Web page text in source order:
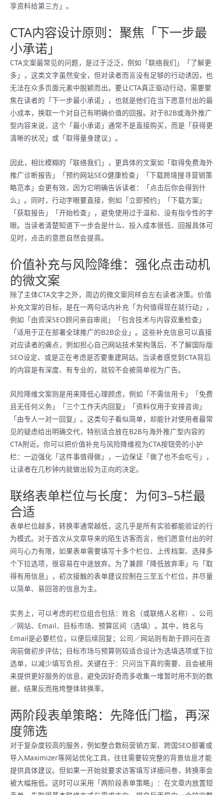
享资料给第三方」。
CTA内容设计原则：聚焦「下一步最
小承诺」
CTA文案最常见的问题，是过于泛泛，例如「联络我们」「了解更
多」，这类文字虽然安全，但对读者而言没有足够的行动诱因，也
无法在众多页面元素中脱颖而出。要让CTA真正驱动行动，需要聚
焦在读者的「下一步最小承诺」，也就是他们在当下愿意付出的最
小成本，换取一个对自己有明确价值的回报。对于B2B或海外推广
型内容来说，这个「最小承诺」通常不是直接购买，而是「获得更
清晰的状况」或「取得量身建议」。
因此，相比模糊的「联络我们」，更具体的文案如「取得免费海外
推广诊断报告」「预约网站SEO健康检查」「下载跨境搜寻营销策
略范本」会更有效，因为它明确告诉读者：「点击后你会得到什
么」。同时，行动字眼要直接，例如「立即预约」「下载方案」
「获取报告」「开始检查」，避免使用过于温和、没有指令性的字
眼。当读者清楚知道下一步会是什么、投入成本很低、回报具体可
见时，点击的意愿自然会提高。
价值补充与风险降维：强化点击动机
的微文案
除了主体CTA文字之外，周边的微文案同样会左右读者决策。价值
补充文案的目标，是在一两句话内补充「为何值得现在就行动」，
例如「由资深SEO顾问亲自审阅」「包含技术与内容双重检查」
「适用于正在部署全球推广的B2B企业」。这些补充信息可以直接
对应读者的痛点，例如担心自己网站技术架构落后、不了解国际版
SEO设定、或是正在考虑是否要重建网站。当读者感觉到CTA背后
的内容是有深度、有专业的，就较不会被简单视为广告。
风险降维文案则是用来降低心理顾虑，例如「不需信用卡」「免费
且无任何义务」「三个工作天内回复」「资料仅用于安排咨询」
「由专人一对一回复」。这类句子看似简单，却能针对使用者最常
见的疑虑给出明确交代，特别适合放在B2B与海外推广型内容的
CTA附近。你可以把价值补充与风险降维视为CTA按钮旁的小护
栏：一边强化「这件事值得做」，一边保证「做了也不会吃亏」，
让读者在几秒钟内就做出较为正向的决定。
联络表单栏位与长度：为何3–5栏最
合适
表单栏位越多，转换率通常越低，这几乎是所有实验都能验证的行
为模式。对于首次从文章导来的陌生访客而言，他们愿意付出的时
间与心力有限，如果表单需要填写十多个栏位、上传档案、选择多
个下拉选项，很容易在中途放弃。为了兼顾「降低放弃率」与「取
得有用信息」，初次接触的表单建议控制在三至五个栏位，并尽量
以简单、易回答的信息为主。
实务上，可以考虑的栏位组合包括：姓名（或联络人名称）、公司
／网站、Email、目标市场、预算区间（选填）。其中，姓名与
Email是必要栏位，以便后续回复；公司／网站则有助于顾问在咨
询前做初步评估；目标市场与预算则较适合设计为选填选项或下拉
选单，以减少填写负担。关键在于：只问当下真的需要、且会被用
来提供更好服务的信息，避免因好奇而多收集一堆暂时用不到的数
据，结果反而拖垮整体转换率。
两阶段表单策略：先降低门槛，再深
度筛选
对于复杂度较高的服务，例如整合数码营销方案、跨国SEO部署或
导入Maximizer等网站优化工具，往往需要较完整的背景信息才能
提供具体建议。但如果一开始就要求访客填写详细问卷，转换率会
被大幅拖低。这时可以采用「两阶段表单策略」：在文章内放置短